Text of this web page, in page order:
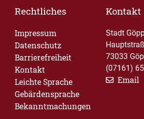
Rechtliches
Impressum
Datenschutz
Barrierefreiheit
Kontakt
Leichte Sprache
Gebärdensprache
Bekanntmachungen
Kontakt
Stadt
73033
(07161)
Email